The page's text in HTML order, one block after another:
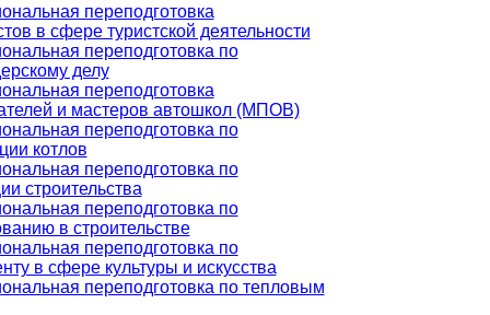
переподготовка
в сфере туристской деятельности
переподготовка по
делу
переподготовка
и мастеров автошкол (МПОВ)
переподготовка по
котлов
переподготовка по
строительства
переподготовка по
в строительстве
переподготовка по
в сфере культуры и искусства
переподготовка по тепловым